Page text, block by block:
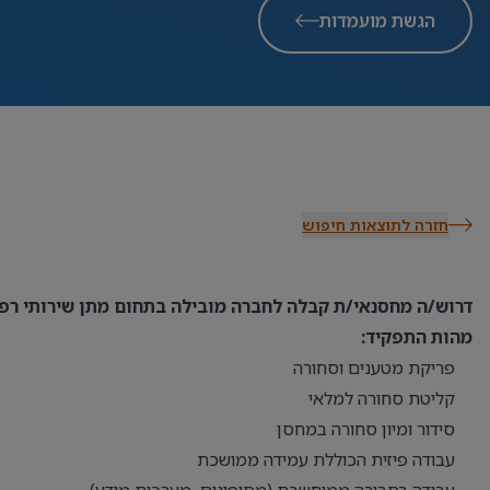
הגשת מועמדות
חזרה לתוצאות חיפוש
דרוש/ה מחסנאי/ת קבלה לחברה מובילה בתחום מתן שירותי
מהות התפקיד:
פריקת מטענים וסחורה
קליטת סחורה למלאי
סידור ומיון סחורה במחסן
עבודה פיזית הכוללת עמידה ממושכת